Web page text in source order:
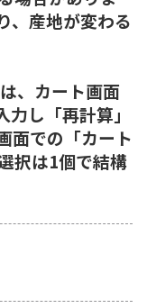
、産地が変わる
、カート画面
し「再計算」
面での「カート
択は1個で結構